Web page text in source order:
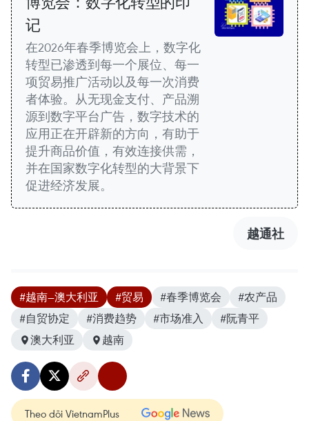
记
在2026年春季博览会上，数字化
转型已渗透到每一个展位、每一
项贸易推广活动以及每一次消费
者体验。从无现金支付、产品溯
源到数字平台广告，数字技术的
应用正在开辟新的方向，有助于
提升商品价值，有效连接供需，
并在国家数字化转型的大背景下
促进经济发展。
越通社
#越南—澳大利亚 #贸易 #春季博览会
#农产品
#自贸协定
#消费趋势 #市场准入
#阮青平
澳大利亚
越南
Theo dõi VietnamPlus